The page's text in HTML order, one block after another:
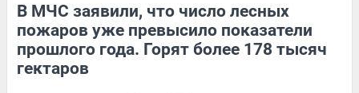
В МЧС заявили, что число лесных
пожаров уже превысило показатели
прошлого года. Горят более 178 тысяч
гектаров